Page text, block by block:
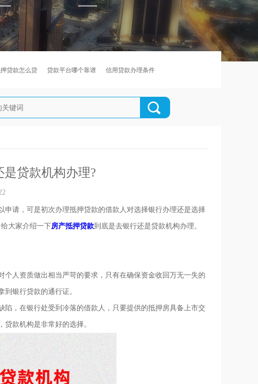
贷款怎么贷 贷款平台哪个靠谱 信用贷款办理条件
贷款机构办理?
请，可是初次办理抵押贷款的借款人对选择银行办理还是选择
大家介绍一下房产抵押贷款到底是去银行还是贷款机构办理。
人资质做出相当严苛的要求，只有在确保资金收回万无一失的
银行贷款的通行证。
，在银行处受到冷落的借款人，只要提供的抵押房具备上市交
款机构是非常好的选择。